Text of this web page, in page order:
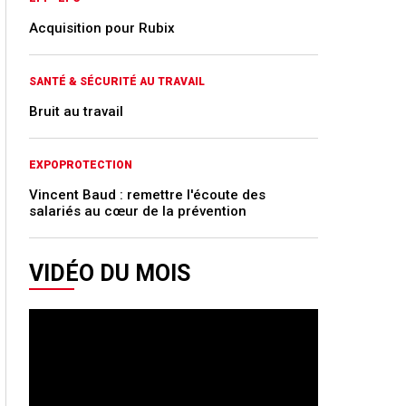
Acquisition pour Rubix
SANTÉ & SÉCURITÉ AU TRAVAIL
Bruit au travail
EXPOPROTECTION
Vincent Baud : remettre l'écoute des
salariés au cœur de la prévention
VIDÉO DU MOIS